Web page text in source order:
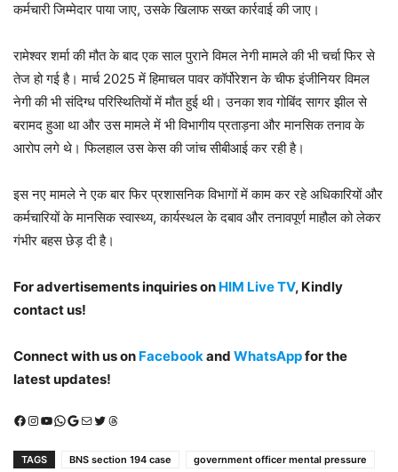
कर्मचारी जिम्मेदार पाया जाए, उसके खिलाफ सख्त कार्रवाई की जाए।
रामेश्वर शर्मा की मौत के बाद एक साल पुराने विमल नेगी मामले की भी चर्चा फिर से
तेज हो गई है। मार्च 2025 में हिमाचल पावर कॉर्पोरेशन के चीफ इंजीनियर विमल
नेगी की भी संदिग्ध परिस्थितियों में मौत हुई थी। उनका शव गोबिंद सागर झील से
बरामद हुआ था और उस मामले में भी विभागीय प्रताड़ना और मानसिक तनाव के
आरोप लगे थे। फिलहाल उस केस की जांच सीबीआई कर रही है।
इस नए मामले ने एक बार फिर प्रशासनिक विभागों में काम कर रहे अधिकारियों और
कर्मचारियों के मानसिक स्वास्थ्य, कार्यस्थल के दबाव और तनावपूर्ण माहौल को लेकर
गंभीर बहस छेड़ दी है।
For advertisements inquiries on HIM Live TV, Kindly
contact us!
Connect with us on Facebookand WhatsAppfor the
latest updates!
Facebook
Instagram
YouTube
WhatsApp
Google
MailX (Twitter)
Threads
TAGS BNS section 194 case
government officer mental pressure